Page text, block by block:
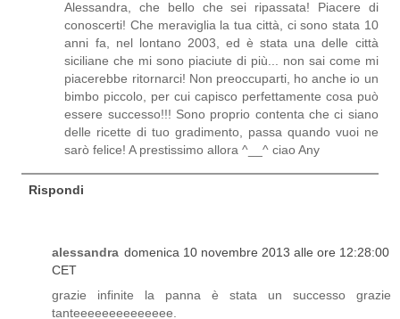
Alessandra, che bello che sei ripassata! Piacere di
conoscerti! Che meraviglia la tua città, ci sono stata 10
anni fa, nel lontano 2003, ed è stata una delle città
siciliane che mi sono piaciute di più... non sai come mi
piacerebbe ritornarci! Non preoccuparti, ho anche io un
bimbo piccolo, per cui capisco perfettamente cosa può
essere successo!!! Sono proprio contenta che ci siano
delle ricette di tuo gradimento, passa quando vuoi ne
sarò felice! A prestissimo allora ^__^ ciao Any
Rispondi
alessandra domenica 10 novembre 2013 alle ore 12:28:00
CET
grazie infinite la panna è stata un successo grazie
tanteeeeeeeeeeeeee.